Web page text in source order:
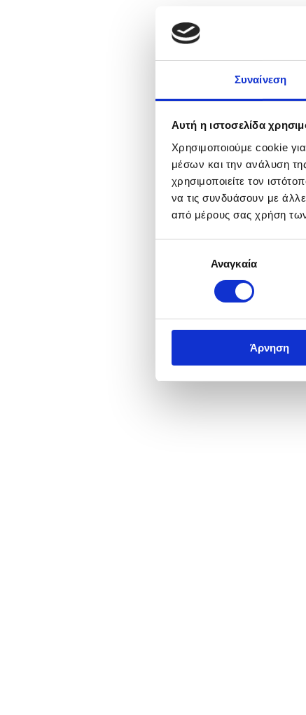
Συναίνεση
Αυτή η ιστοσελίδα
Χρησιμοποιούμε cookie
μέσων και την ανάλυση
χρησιμοποιείτε τον
να τις συνδυάσουν με
από μέρους σας χρήση
συγκατάθεσηςΑναγκαία
Άρνηση